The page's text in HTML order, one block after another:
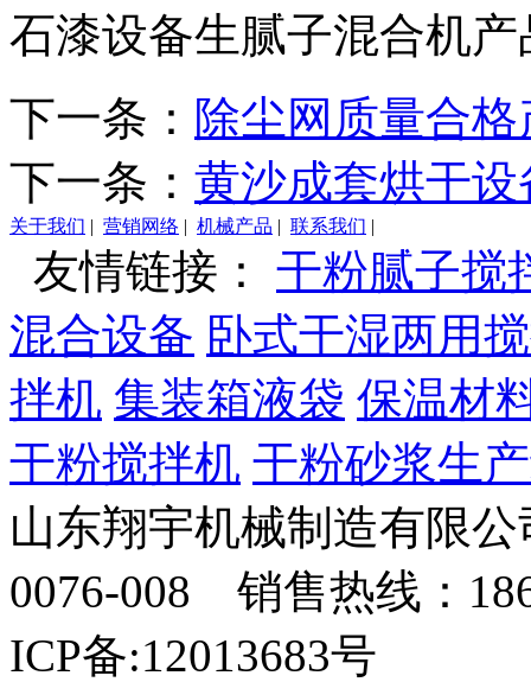
石漆设备生腻子混合机
下一条： 除尘网质量合格
下一条： 黄沙成套烘干
关于我们 | 营销网络 | 机械产品 | 联系我们 |
友情链接： 干粉腻子搅
混合设备 卧式干湿两用
拌机 集装箱液袋 保温材
干粉搅拌机 干粉砂浆生
山东翔宇机械制造有限
0076-008 销售热线：
ICP备:12013683号